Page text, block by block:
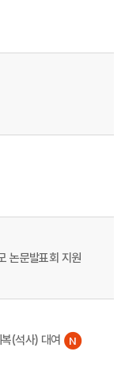
논문발표회 지원
(석사) 대여